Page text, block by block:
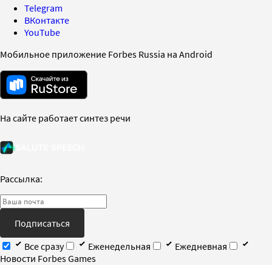
Telegram
ВКонтакте
YouTube
Мобильное приложение Forbes Russia на Android
На сайте работает синтез речи
Рассылка:
Подписаться
Все сразу
Еженедельная
Ежедневная
Новости Forbes Games